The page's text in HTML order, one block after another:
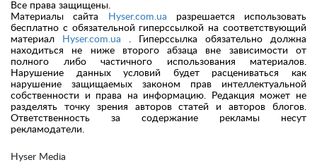
Hyser Media
Все права защищены.
Материалы сайта
Hyser.com.ua разрешается использовать
бесплатно с обязательной гиперссылкой на соответствующий
материал
Hyser.com.ua . Гиперссылка обязательно должна
находиться не ниже второго абзаца вне зависимости от
полного либо частичного использования материалов.
Нарушение данных условий будет расцениваться как
нарушение защищаемых законом прав интеллектуальной
собственности и права на информацию. Редакция может не
разделять точку зрения авторов статей и авторов блогов.
Ответственность за содержание рекламы несут
рекламодатели.